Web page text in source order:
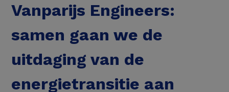
Vanparijs Engineers:
samen gaan we de
uitdaging van de
energietransitie aan